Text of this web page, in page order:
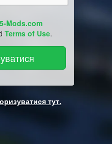
Mods.com
Terms of Use.
тут.